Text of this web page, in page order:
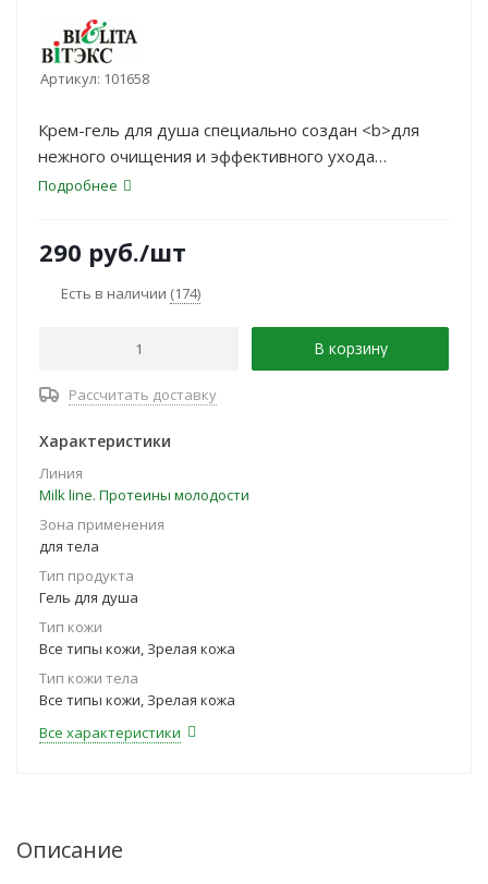
Артикул: 101658
Крем-гель для душа специально создан <b>для
нежного очищения и эффективного ухода
за кожей</b>. Образуя шелковое облако
Подробнее
290 руб./шт
Есть в наличии (174)
В корзину
Рассчитать доставку
Характеристики
Линия
Milk line. Протеины молодости
Зона применения
для тела
Тип продукта
Гель для душа
Тип кожи
Все типы кожи, Зрелая кожа
Тип кожи тела
Все типы кожи, Зрелая кожа
Все характеристики
Описание